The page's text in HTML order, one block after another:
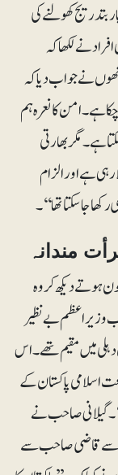
کھولنے کی
نے لکھا کہ
انھوں نے جواب دیا کہ
ہے۔ امن کا نعرہ ہم
مگر بھارتی
ہے اور الزام
جاسکتا تھا‘‘۔
مندانہ
ہوتے دیکھ کر وہ
نومبر۱۹۹۶ء میں جب وزیراعظم بے نظیر
میں مقیم تھے۔ اس
اسلامی پاکستان کے
گیلانی صاحب نے
سے قاضی صاحب سے